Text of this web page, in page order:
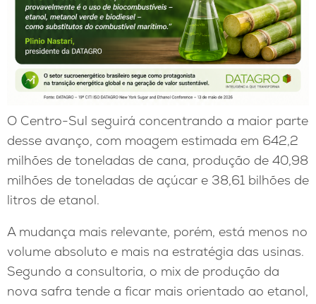
O Centro-Sul seguirá concentrando a maior parte
desse avanço, com moagem estimada em 642,2
milhões de toneladas de cana, produção de 40,98
milhões de toneladas de açúcar e 38,61 bilhões de
litros de etanol.
A mudança mais relevante, porém, está menos no
volume absoluto e mais na estratégia das usinas.
Segundo a consultoria, o mix de produção da
nova safra tende a ficar mais orientado ao etanol,